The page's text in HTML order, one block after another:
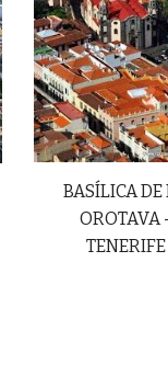
BASÍLICA DE
OROTAVA
TENERIFE